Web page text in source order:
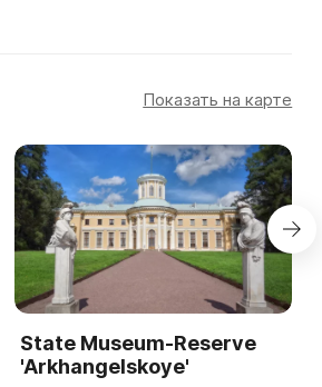
Показать на карте
State Museum-Reserve
'Arkhangelskoye'